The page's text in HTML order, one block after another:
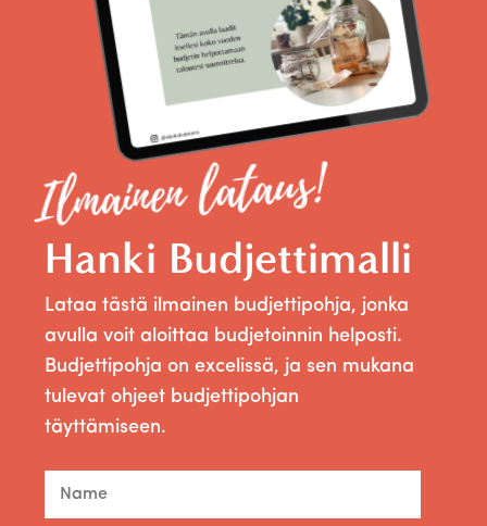
Ilmainen lataus!
Hanki Budjettimalli
Lataa tästä ilmainen budjettipohja, jonka
avulla voit aloittaa budjetoinnin helposti.
Budjettipohja on excelissä, ja sen mukana
tulevat ohjeet budjettipohjan
täyttämiseen.